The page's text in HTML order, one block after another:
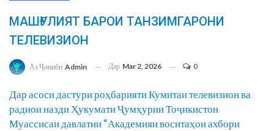
МАШҒУЛИЯТ БАРОИ ТАНЗИМГАРОНИ
ТЕЛЕВИЗИОН
Аз Ҷониби Admin Дар Mar 2, 2026 0
Дар асоси дастури роҳбарияти Кумитаи телевизион ва
радиои назди Ҳукумати Ҷумҳурии Тоҷикистон
Муассисаи давлатии “Академияи воситаҳои ахбори